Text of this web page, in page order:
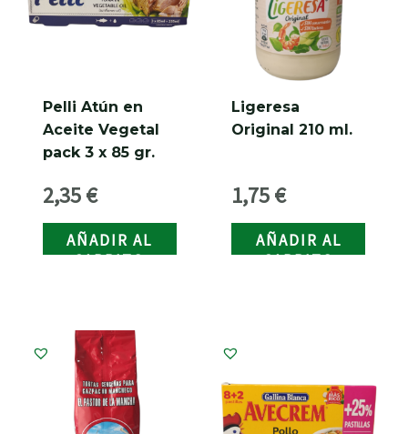
Pelli Atún en
Aceite Vegetal
pack 3 x 85 gr.
2,35€
AÑADIR AL
CARRITO
Ligeresa
Original 210 ml.
1,75€
AÑADIR AL
CARRITO